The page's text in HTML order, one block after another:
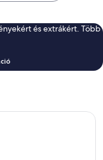
és extrákért. Több